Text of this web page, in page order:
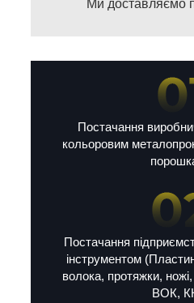
Ми доставляємо
Постачання
кольоровим
Постачання
інструментом
волока, протяжки,
ВОК,